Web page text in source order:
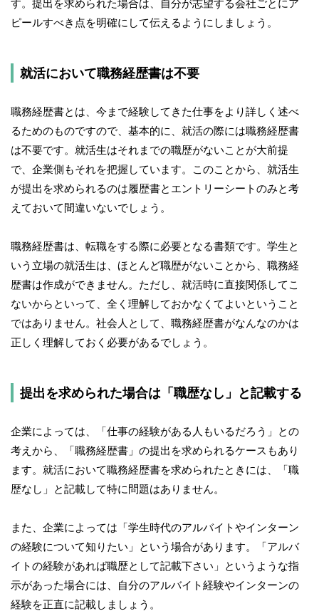
す。提出を求められた場合は、自分が志望する会社ごとにア
ピールすべき点を明確にして伝えるようにしましょう。
就活において職務経歴書は不要
職務経歴書とは、今まで経験してきた仕事をより詳しく述べ
るためのものですので、基本的に、就活の際には職務経歴書
は不要です。就活生はそれまでの職歴がないことが大前提
で、企業側もそれを把握しています。このことから、就活生
が提出を求められるのは履歴書とエントリーシートのみと考
えておいて間違いないでしょう。
職務経歴書は、転職をする際に必要となる書類です。学生と
いう立場の就活生は、ほとんど職歴がないことから、職務経
歴書は作成ができません。ただし、就活時に直接関係してこ
ないからといって、全く理解しておかなくてよいということ
ではありません。社会人として、職務経歴書がなんなのかは
正しく理解しておく必要があるでしょう。
提出を求められた場合は「職歴なし」と記載する
企業によっては、「仕事の経験がある人もいるだろう」との
考えから、「職務経歴書」の提出を求められるケースもあり
ます。就活において職務経歴書を求められたときには、「職
歴なし」と記載して特に問題はありません。
また、企業によっては「学生時代のアルバイトやインターン
の経験について知りたい」という場合があります。「アルバ
イトの経験があれば職歴として記載下さい」というような指
示があった場合には、自分のアルバイト経験やインターンの
経験を正直に記載しましょう。